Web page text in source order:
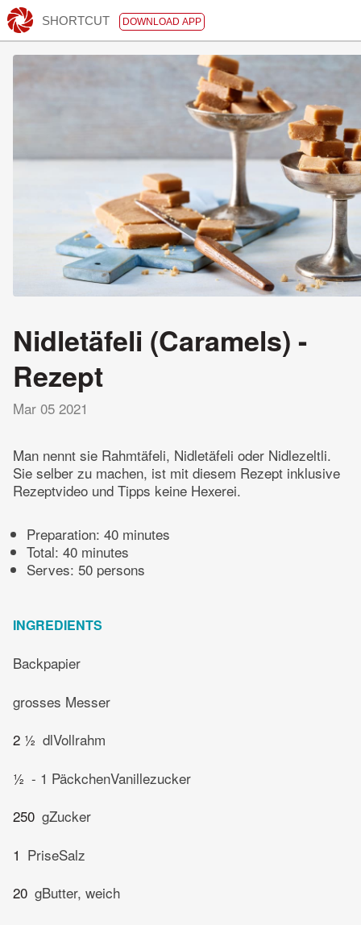
SHORTCUT DOWNLOAD APP
Nidletäfeli (Caramels) -
Rezept
Mar 05 2021
Man nennt sie Rahmtäfeli, Nidletäfeli oder Nidlezeltli.
Sie selber zu machen, ist mit diesem Rezept inklusive
Rezeptvideo und Tipps keine Hexerei.
Preparation: 40 minutes
Total: 40 minutes
Serves: 50 persons
INGREDIENTS
Backpapier
grosses Messer
2 ½ dlVollrahm
½ - 1 PäckchenVanillezucker
250 gZucker
1 PriseSalz
20 gButter, weich